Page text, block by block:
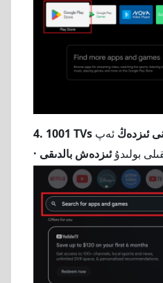
4. 1001 TVs نى ئىزدەڭ ئەپ
·
بولىدۇئىزدەش بالدىقى